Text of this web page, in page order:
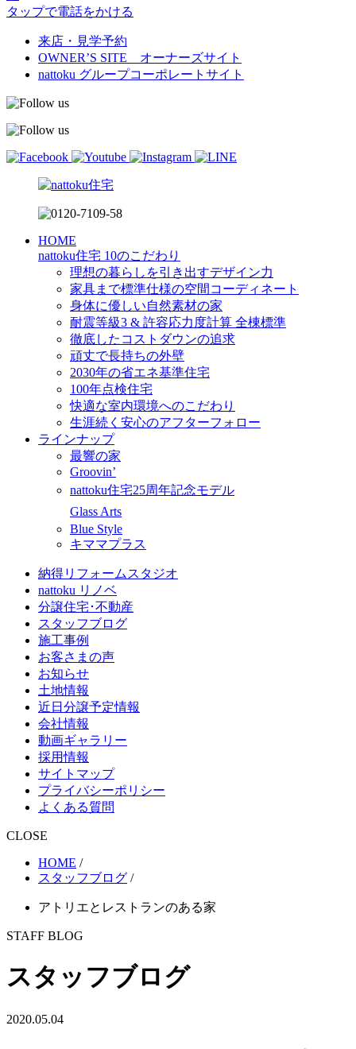
タップで電話をかける
来店・見学予約
OWNER’S SITE オーナーズサイト
nattoku グループコーポレートサイト
HOME
nattoku住宅 10のこだわり
理想の暮らしを引き出すデザイン力
家具まで標準仕様の空間コーディネート
身体に優しい自然素材の家
耐震等級3 & 許容応力度計算 全棟標準
徹底したコストダウンの追求
頑丈で長持ちの外壁
2030年の省エネ基準住宅
100年点検住宅
快適な室内環境へのこだわり
生涯続く安心のアフターフォロー
ラインナップ
最響の家
Groovin’
nattoku住宅25周年記念モデル
Glass Arts
Blue Style
キママプラス
納得リフォームスタジオ
nattoku リノベ
分譲住宅･不動産
スタッフブログ
施工事例
お客さまの声
お知らせ
土地情報
近日分譲予定情報
会社情報
動画ギャラリー
採用情報
サイトマップ
プライバシーポリシー
よくある質問
CLOSE
HOME /
スタッフブログ /
アトリエとレストランのある家
STAFF BLOG
スタッフブログ
2020.05.04